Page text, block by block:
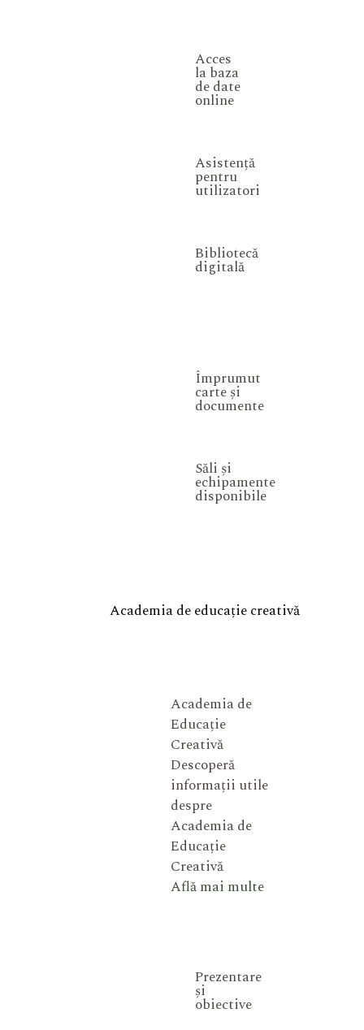
Acces
la baza
de date
online
Asistență
pentru
utilizatori
Bibliotecă
digitală
Împrumut
carte și
documente
Săli și
echipamente
disponibile
Academia de educație creativă
Academia de
Educație
Creativă
Descoperă
informații utile
despre
Academia de
Educație
Creativă
Află mai multe
Prezentare
și
obiective